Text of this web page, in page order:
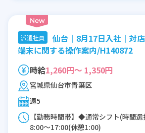
派遣社員
仙台│8月17日入社│対
端末に関する操作案内/H140872
時給1,260円～ 1,350円
宮城県仙台市青葉区
週5
【勤務時間帯】◆通常シフト(時間選
8:00〜17:00(休憩1:00)